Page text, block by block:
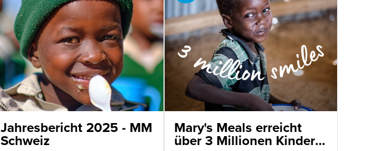
Jahresbericht 2025 - MM
Schweiz
Mary's Meals erreicht
über 3 Millionen Kinder